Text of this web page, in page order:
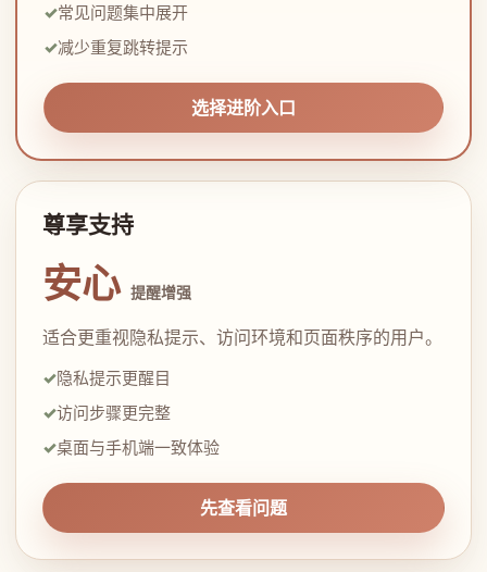
常见问题集中展开
减少重复跳转提示
选择进阶入口
尊享支持
安心 提醒增强
适合更重视隐私提示、访问环境和页面秩序的用户。
隐私提示更醒目
访问步骤更完整
桌面与手机端一致体验
先查看问题